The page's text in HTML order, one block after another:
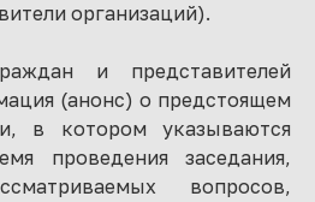
организаций).
и представителей
(анонс) о предстоящем
в котором указываются
проведения заседания,
вопросов,